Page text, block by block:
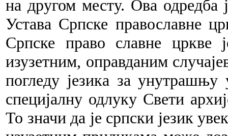
на другом месту. Ова одредба
Устава Српске православне
Српске право славне цркве ј
изузетним, оправданим
погледу језика за унутрашњу
специјалну одлуку Свети
То значи да је српски језик